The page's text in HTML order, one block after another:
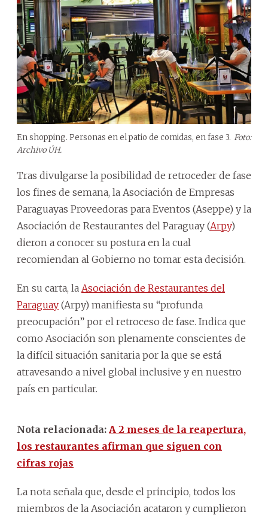
En shopping. Personas en el patio de comidas, en fase 3. Foto:
Archivo ÚH.
Tras divulgarse la posibilidad de retroceder de fase
los fines de semana, la Asociación de Empresas
Paraguayas Proveedoras para Eventos (Aseppe) y la
Asociación de Restaurantes del Paraguay (Arpy)
dieron a conocer su postura en la cual
recomiendan al Gobierno no tomar esta decisión.
En su carta, la Asociación de Restaurantes del
Paraguay (Arpy) manifiesta su “profunda
preocupación” por el retroceso de fase. Indica que
como Asociación son plenamente conscientes de
la difícil situación sanitaria por la que se está
atravesando a nivel global inclusive y en nuestro
país en particular.
Nota relacionada: A 2 meses de la reapertura,
los restaurantes afirman que siguen con
cifras rojas
La nota señala que, desde el principio, todos los
miembros de la Asociación acataron y cumplieron